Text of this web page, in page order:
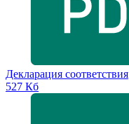
Декларация соответствия
527 Кб